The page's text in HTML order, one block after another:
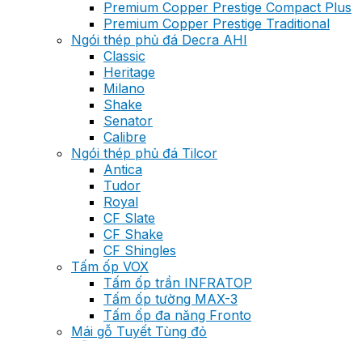
Premium Copper Prestige Compact Plus
Premium Copper Prestige Traditional
Ngói thép phủ đá Decra AHI
Classic
Heritage
Milano
Shake
Senator
Calibre
Ngói thép phủ đá Tilcor
Antica
Tudor
Royal
CF Slate
CF Shake
CF Shingles
Tấm ốp VOX
Tấm ốp trần INFRATOP
Tấm ốp tường MAX-3
Tấm ốp đa năng Fronto
Mái gỗ Tuyết Tùng đỏ